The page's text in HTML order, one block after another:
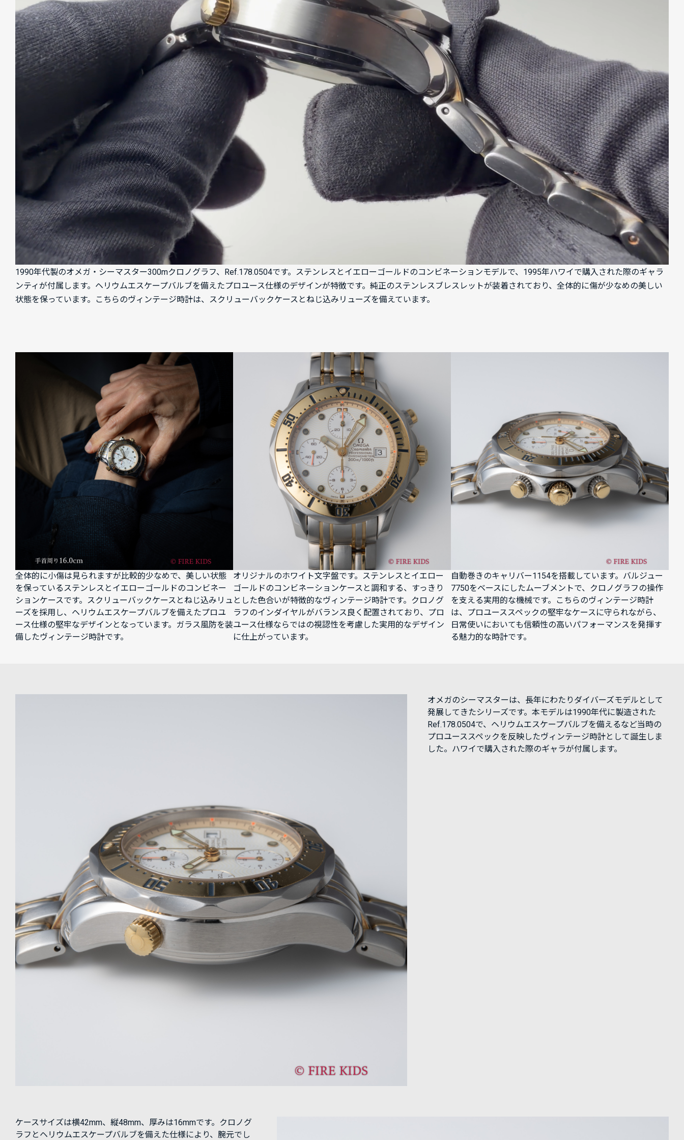
1990年代製のオメガ・シーマスター300mクロノグラフ、Ref.178.0504です。ステンレスとイエローゴールドのコンビネーションモデルで、1995年ハワイで購入された際のギャラ
ンティが付属します。ヘリウムエスケープバルブを備えたプロユース仕様のデザインが特徴です。純正のステンレスブレスレットが装着されており、全体的に傷が少なめの美しい
状態を保っています。こちらのヴィンテージ時計は、スクリューバックケースとねじ込みリューズを備えています。
全体的に小傷は見られますが比較的少なめで、美しい状態
を保っているステンレスとイエローゴールドのコンビネー
ションケースです。スクリューバックケースとねじ込みリュ
ーズを採用し、ヘリウムエスケープバルブを備えたプロユ
ース仕様の堅牢なデザインとなっています。ガラス風防を装
備したヴィンテージ時計です。
オリジナルのホワイト文字盤です。ステンレスとイエロー
ゴールドのコンビネーションケースと調和する、すっきり
とした色合いが特徴的なヴィンテージ時計です。クロノグ
ラフのインダイヤルがバランス良く配置されており、プロ
ユース仕様ならではの視認性を考慮した実用的なデザイン
に仕上がっています。
自動巻きのキャリバー1154を搭載しています。バルジュー
7750をベースにしたムーブメントで、クロノグラフの操作
を支える実用的な機械です。こちらのヴィンテージ時計
は、プロユーススペックの堅牢なケースに守られながら、
日常使いにおいても信頼性の高いパフォーマンスを発揮す
る魅力的な時計です。
オメガのシーマスターは、長年にわたりダイバーズモデルとして
発展してきたシリーズです。本モデルは1990年代に製造された
Ref.178.0504で、ヘリウムエスケープバルブを備えるなど当時の
プロユーススペックを反映したヴィンテージ時計として誕生しま
した。ハワイで購入された際のギャラが付属します。
ケースサイズは横42mm、縦48mm、厚みは16mmです。クロノグ
ラフとヘリウムエスケープバルブを備えた仕様により、腕元でし